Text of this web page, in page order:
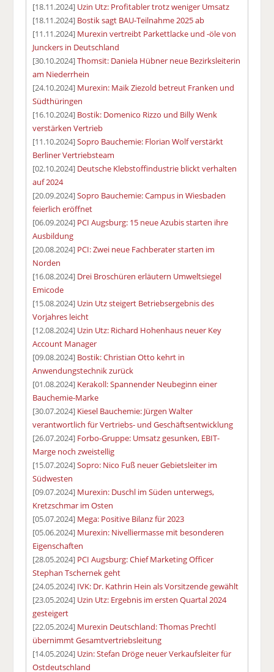
[18.11.2024] Uzin Utz: Profitabler trotz weniger Umsatz
[18.11.2024] Bostik sagt BAU-Teilnahme 2025 ab
[11.11.2024] Murexin vertreibt Parkettlacke und -öle von
Junckers in Deutschland
[30.10.2024]Thomsit: Daniela Hübner neue Bezirksleiterin
am Niederrhein
[24.10.2024] Murexin: Maik Ziezold betreut Franken und
Südthüringen
[16.10.2024] Bostik: Domenico Rizzo und Billy Wenk
verstärken Vertrieb
[11.10.2024]Sopro Bauchemie: Florian Wolf verstärkt
Berliner Vertriebsteam
[02.10.2024] Deutsche Klebstoffindustrie blickt verhalten
auf 2024
[20.09.2024]Sopro Bauchemie: Campus in Wiesbaden
feierlich eröffnet
[06.09.2024] PCI Augsburg: 15 neue Azubis starten ihre
Ausbildung
[20.08.2024] PCI: Zwei neue Fachberater starten im
Norden
[16.08.2024] Drei Broschüren erläutern Umweltsiegel
Emicode
[15.08.2024] Uzin Utz steigert Betriebsergebnis des
Vorjahres leicht
[12.08.2024] Uzin Utz: Richard Hohenhaus neuer Key
Account Manager
[09.08.2024] Bostik: Christian Otto kehrt in
Anwendungstechnik zurück
[01.08.2024] Kerakoll: Spannender Neubeginn einer
Bauchemie-Marke
[30.07.2024] Kiesel Bauchemie: Jürgen Walter
verantwortlich für Vertriebs- und Geschäftsentwicklung
[26.07.2024] Forbo-Gruppe: Umsatz gesunken, EBIT-
Marge noch zweistellig
[15.07.2024]Sopro: Nico Fuß neuer Gebietsleiter im
Südwesten
[09.07.2024] Murexin: Duschl im Süden unterwegs,
Kretzschmar im Osten
[05.07.2024] Mega: Positive Bilanz für 2023
[05.06.2024] Murexin: Nivelliermasse mit besonderen
Eigenschaften
[28.05.2024] PCI Augsburg: Chief Marketing Officer
Stephan Tschernek geht
[24.05.2024] IVK: Dr. Kathrin Hein als Vorsitzende gewählt
[23.05.2024] Uzin Utz: Ergebnis im ersten Quartal 2024
gesteigert
[22.05.2024] Murexin Deutschland: Thomas Prechtl
übernimmt Gesamtvertriebsleitung
[14.05.2024] Uzin: Stefan Dröge neuer Verkaufsleiter für
Ostdeutschland